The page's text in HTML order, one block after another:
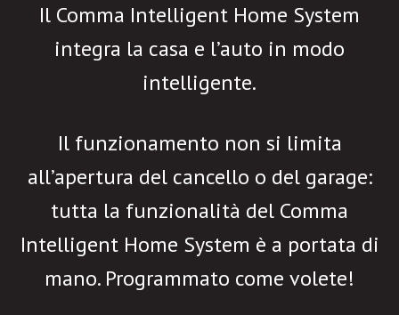
Il Comma Intelligent Home System
integra la casa e l’auto in modo
intelligente.
Il funzionamento non si limita
all’apertura del cancello o del garage:
tutta la funzionalità del Comma
Intelligent Home System è a portata di
mano. Programmato come volete!